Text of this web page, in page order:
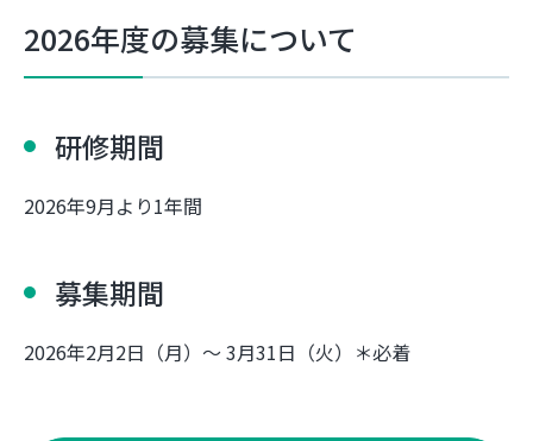
2026年度の募集について
研修期間
2026年9月より1年間
募集期間
2026年2月2日（月）～ 3月31日（火）＊必着